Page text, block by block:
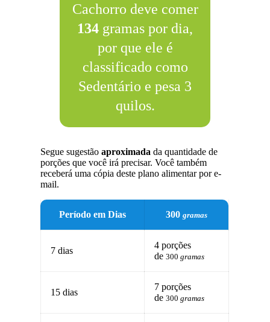
Cachorro deve comer
134 gramas por dia,
por que ele é
classificado como
Sedentário e pesa 3
quilos.
Segue sugestãoaproximada da quantidade de
porções que você irá precisar. Você também
receberá uma cópia deste plano alimentar por e-
mail.
Período em Dias 300gramas
7 dias
4 porções
de300gramas
15 dias
7 porções
de300gramas